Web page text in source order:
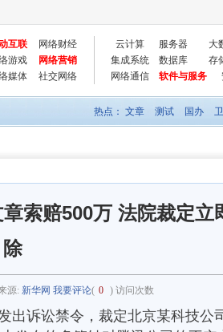
互联
网络财经
游戏
网络营销
媒体 社交网络
云计算 服务器
大
集成系统
数据库
存
网络通信
软件与服务
热点： 文章 测试 国办
索赔500万 法院裁定立
除
源: 新华网 我要评论( 0 ) 访问次数
诉讼禁令，裁定北京某科技公